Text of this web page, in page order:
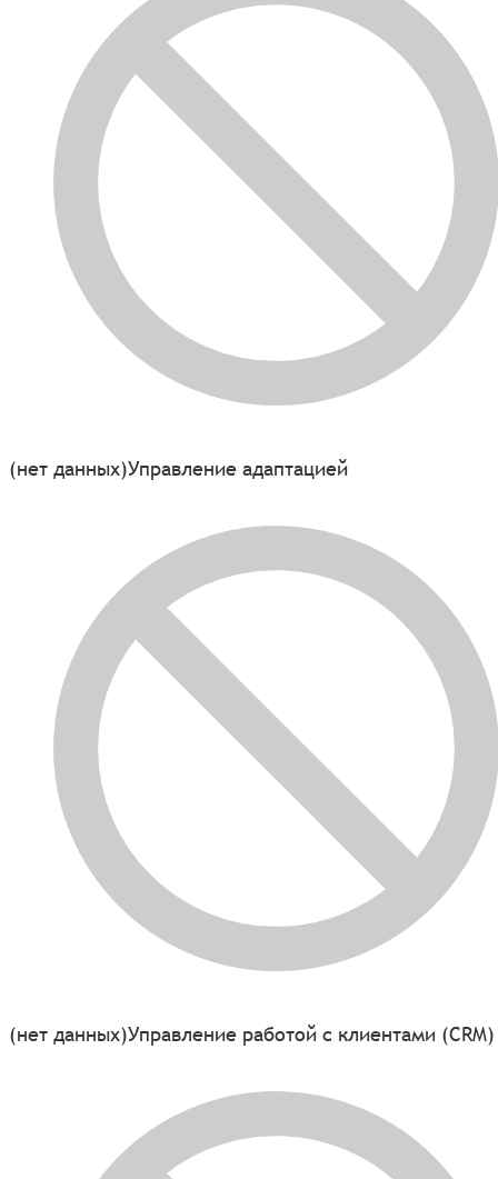
(нет данных)Управление адаптацией
(нет данных)Управление работой с клиентами (CRM)